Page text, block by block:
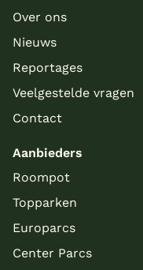
Over ons
Nieuws
Reportages
Veelgestelde vragen
Contact
Aanbieders
Roompot
Topparken
Europarcs
Center Parcs